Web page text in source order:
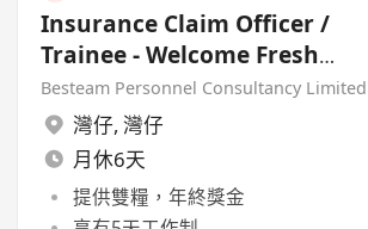
Insurance Claim Officer /
Trainee - Welcome Fresh
Graduate (18K)
Besteam Personnel Consultancy Limited
灣仔, 灣仔
月休6天
提供雙糧，年終獎金